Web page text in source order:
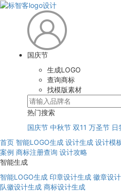
国庆节
生成LOGO
查询商标
找模版素材
热门搜索
国庆节 中秋节 双11 万圣节 日
首页 智能LOGO生成 设计生成 设计模
案例 商标注册查询 设计攻略
智能生成
智能LOGO生成 印章设计生成 徽章设
队徽设计生成 商标设计生成